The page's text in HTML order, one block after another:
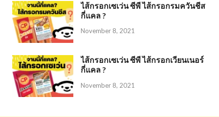
ไส้กรอกเซเว่น ซีพี ไส้กรอกรมควันชีส
กี่แคล ?
November 8, 2021
ไส้กรอกเซเว่น ซีพี ไส้กรอกเวียนเนอร์
กี่แคล ?
November 8, 2021